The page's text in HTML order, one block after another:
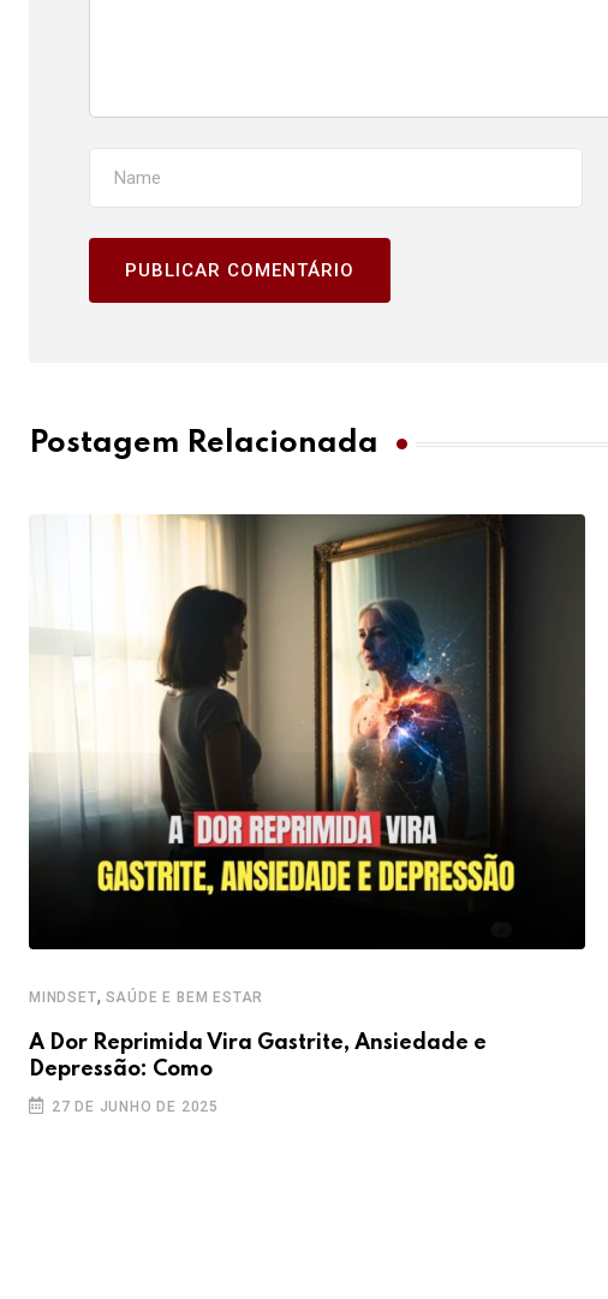
Postagem Relacionada
MINDSET, SAÚDE E BEM ESTAR
A Dor Reprimida Vira Gastrite, Ansiedade e
Depressão: Como
27 DE JUNHO DE 2025